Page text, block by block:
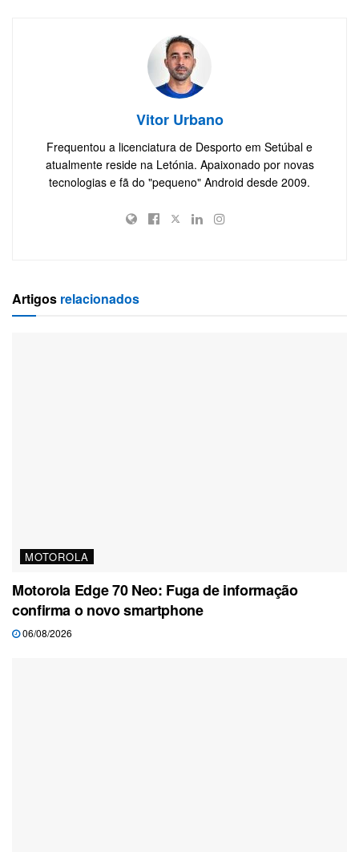
Vitor Urbano
Frequentou a licenciatura de Desporto em Setúbal e
atualmente reside na Letónia. Apaixonado por novas
tecnologias e fã do "pequeno" Android desde 2009.
Artigos relacionados
MOTOROLA
Motorola Edge 70 Neo: Fuga de informação
confirma o novo smartphone
06/08/2026